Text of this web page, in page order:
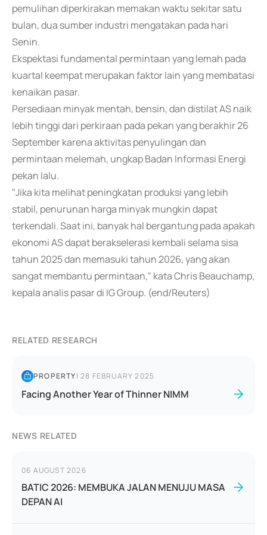
pemulihan diperkirakan memakan waktu sekitar satu
bulan, dua sumber industri mengatakan pada hari
Senin.
Ekspektasi fundamental permintaan yang lemah pada
kuartal keempat merupakan faktor lain yang membatasi
kenaikan pasar.
Persediaan minyak mentah, bensin, dan distilat AS naik
lebih tinggi dari perkiraan pada pekan yang berakhir 26
September karena aktivitas penyulingan dan
permintaan melemah, ungkap Badan Informasi Energi
pekan lalu.
"Jika kita melihat peningkatan produksi yang lebih
stabil, penurunan harga minyak mungkin dapat
terkendali. Saat ini, banyak hal bergantung pada apakah
ekonomi AS dapat berakselerasi kembali selama sisa
tahun 2025 dan memasuki tahun 2026, yang akan
sangat membantu permintaan," kata Chris Beauchamp,
kepala analis pasar di IG Group. (end/Reuters)
RELATED RESEARCH
PROPERTY|28 FEBRUARY 2025
Facing Another Year of Thinner NIMM
NEWS RELATED
06 AUGUST 2026
BATIC 2026: MEMBUKA JALAN MENUJU MASA
DEPAN AI